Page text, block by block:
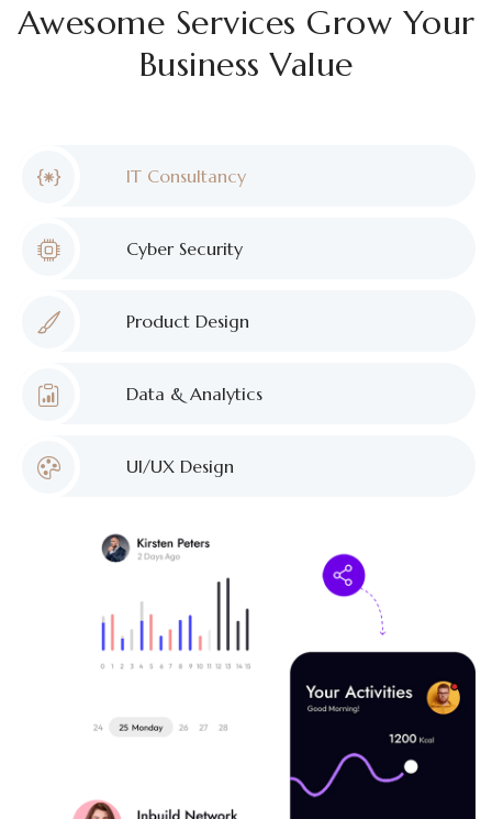
Awesome Services Grow Your
Business Value
IT Consultancy
Cyber Security
Product Design
Data & Analytics
UI/UX Design